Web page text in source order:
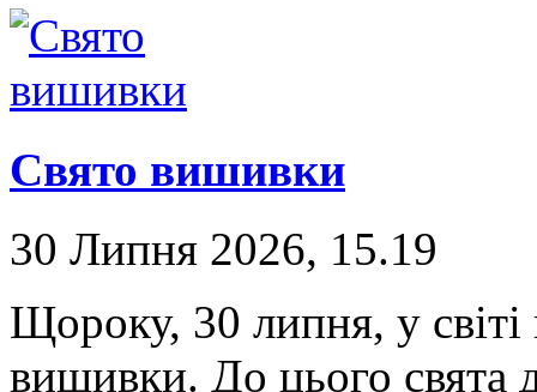
Свято вишивки
30 Липня 2026, 15.19
Щороку, 30 липня, у світі
вишивки. До цього свята